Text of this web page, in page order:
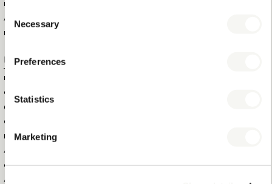
Selection
Necessary
Preferences
Statistics
Marketing
)
ARTIKELNETTOGEWICHT
MAX. KAPAZITÄT
Logistische Informationen
HS CODE
GRÖSSE DER AUSSENBOX (B
XTXH)
GEWICHT DER AUSSENBOX
BRUTTOGEWICHT DES
ARTIKELS
GESAMTMENGE IN DER
AUSSENBOX
1